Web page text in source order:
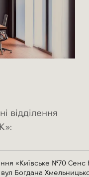
відділення
«Київське №70 Сенс
вул Богдана